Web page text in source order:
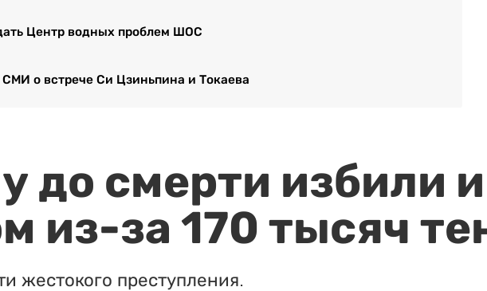
Центр водных проблем ШОС
о встрече Си Цзиньпина и Токаева
до смерти избили
из-за 170 тысяч
жестокого преступления.